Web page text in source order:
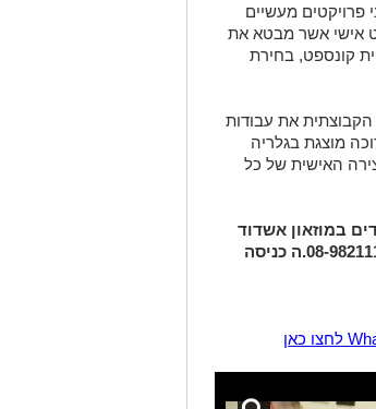
פרויקטים מעשיים
אישי אשר מבטא את
קונספט, בחירת
הקבוצתית את עבודות
מוצגת בגלריה
האישית של כל
במוזאון אשדוד
ה כניסה